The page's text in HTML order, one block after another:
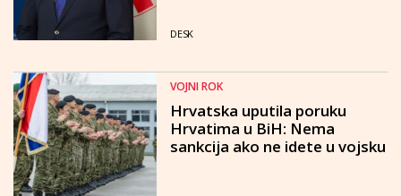
DESK
VOJNI ROK
Hrvatska uputila poruku
Hrvatima u BiH: Nema
sankcija ako ne idete u vojsku